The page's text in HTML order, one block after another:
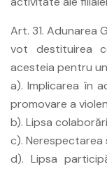
Art. 31. Adunarea
vot destituirea
acesteia pentru
a). Implicarea în
promovare a
b). Lipsa
c). Nerespectarea
d). Lipsa